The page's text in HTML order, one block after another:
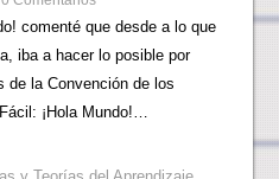
comenté que desde a lo que
iba a hacer lo posible por
de la Convención de los
¡Hola Mundo!…